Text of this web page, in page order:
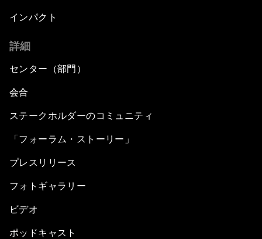
インパクト
詳細
センター（部門）
会合
ステークホルダーのコミュニティ
「フォーラム・ストーリー」
プレスリリース
フォトギャラリー
ビデオ
ポッドキャスト